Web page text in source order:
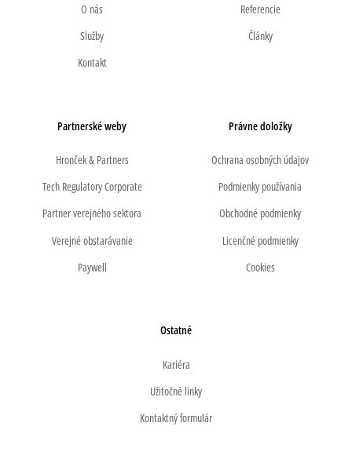
O nás
Služby
Kontakt
Referencie
Články
Partnerské weby
Hronček & Partners
Tech Regulatory Corporate
Partner verejného sektora
Verejné obstarávanie
Paywell
Právne doložky
Ochrana osobných údajov
Podmienky používania
Obchodné podmienky
Licenčné podmienky
Cookies
Ostatné
Kariéra
Užitočné linky
Kontaktný formulár